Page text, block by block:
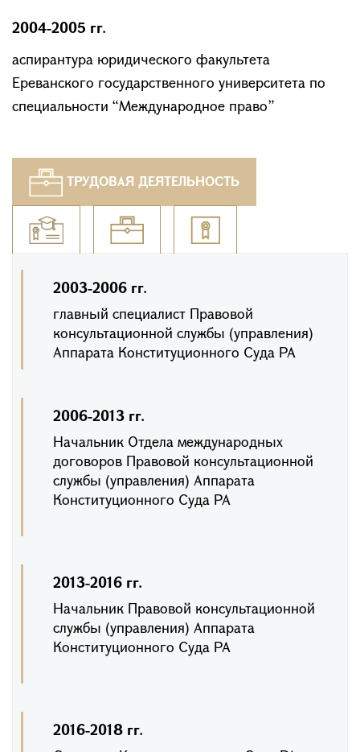
2004-2005 гг.
аспирантура юридического факультета
Ереванского государственного университета по
специальности “Международное право”
ТРУДОВАЯ ДЕЯТЕЛЬНОСТЬ
2003-2006 гг.
главный специалист Правовой
консультационной службы (управления)
Аппарата Конституционного Суда РА
2006-2013 гг.
Начальник Отдела международных
договоров Правовой консультационной
службы (управления) Аппарата
Конституционного Суда РА
2013-2016 гг.
Начальник Правовой консультационной
службы (управления) Аппарата
Конституционного Суда РА
2016-2018 гг.